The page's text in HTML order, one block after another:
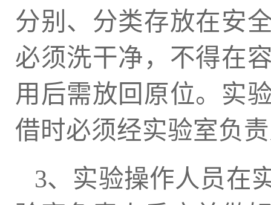
分别、分类存放在安
必须洗干净，不得在
用后需放回原位。实
借时必须经实验室负
3、实验操作人员在